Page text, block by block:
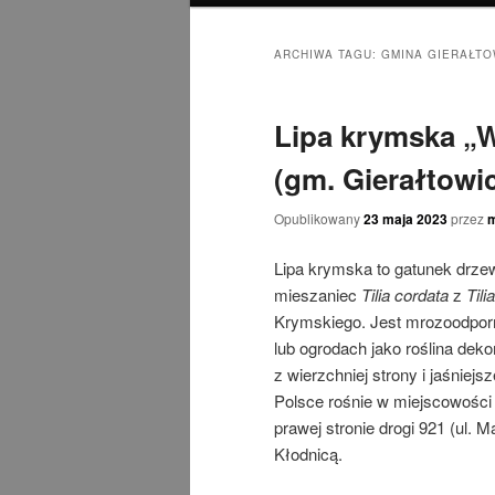
ARCHIWA TAGU: GMINA
Lipa krymska
(gm.
Opublikowany23 maja 2023przez
Lipa krymska to gatunek
mieszaniec Tilia cordataz
Krymskiego. Jest
lub ogrodach jako roślina
z wierzchniej strony i
Polsce rośnie w
prawej stronie drogi 921 (ul.
Kłodnicą.